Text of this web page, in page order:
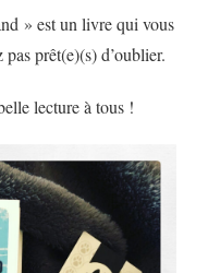
» est un livre qui vous
prêt(e)(s) d’oublier.
lecture à tous !